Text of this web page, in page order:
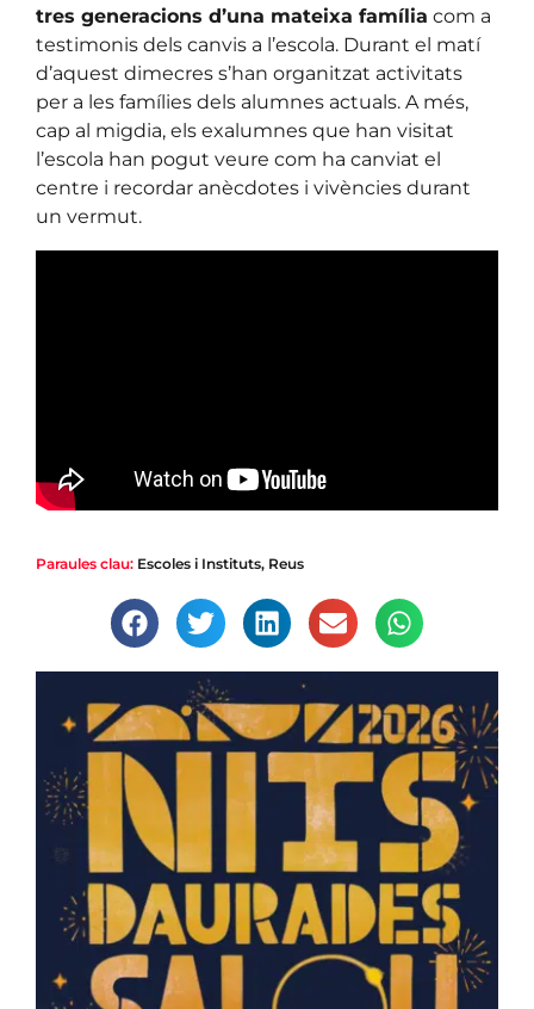
tres generacions d’una mateixa família com a
testimonis dels canvis a l’escola. Durant el matí
d’aquest dimecres s’han organitzat activitats
per a les famílies dels alumnes actuals. A més,
cap al migdia, els exalumnes que han visitat
l’escola han pogut veure com ha canviat el
centre i recordar anècdotes i vivències durant
un vermut.
Paraules clau: Escoles i Instituts, Reus